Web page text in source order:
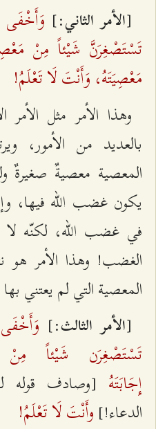
[الأمر الثاني:]
تَسْتَصْغِرَنَّ شَيْئاً مِنْ
مَعْصِيَتَهُ، وَأَنْتَ لَا تَعْلَمُ!
وهذا الأمر مثل الأمر
بالعديد من الأمور،
المعصية معصيةٌ صغيرةٌ
يكون غضب الله فيها،
في غضب الله، لكنّه
الغضب! وهذا الأمر هو
المعصية التي لم يعتني
[الأمر الثالث:]
تَسْتَصْغِرَن‌ شَيْئاً مِنْ
إِجَابَتَهُ [وصادف قوله
الدعاء!] وأَنْتَ لَا تَعْلَمُ!